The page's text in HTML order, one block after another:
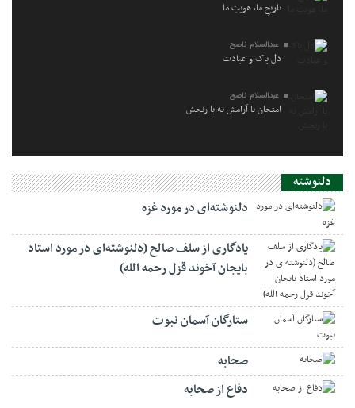
تاریخِ ما، هویتِ ما
عبدالسلام ناصح
دل پاک و عبادت
عبدالسلام ناصح
امتحان با آرامش نه با رنجش
دلنوشته
دلنوشته‌ای در مورد غزه
یادگاری از سلف صالح (دلنوشته‌ای در مورد استاد
بایجان آخوند قزل رحمه الله)
ستارگان آسمان نبوت
صحابه
دفاع از صحابه